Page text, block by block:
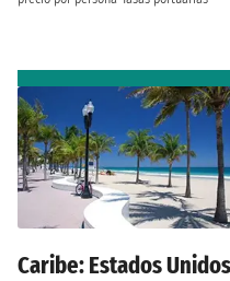
Caribe: Estados